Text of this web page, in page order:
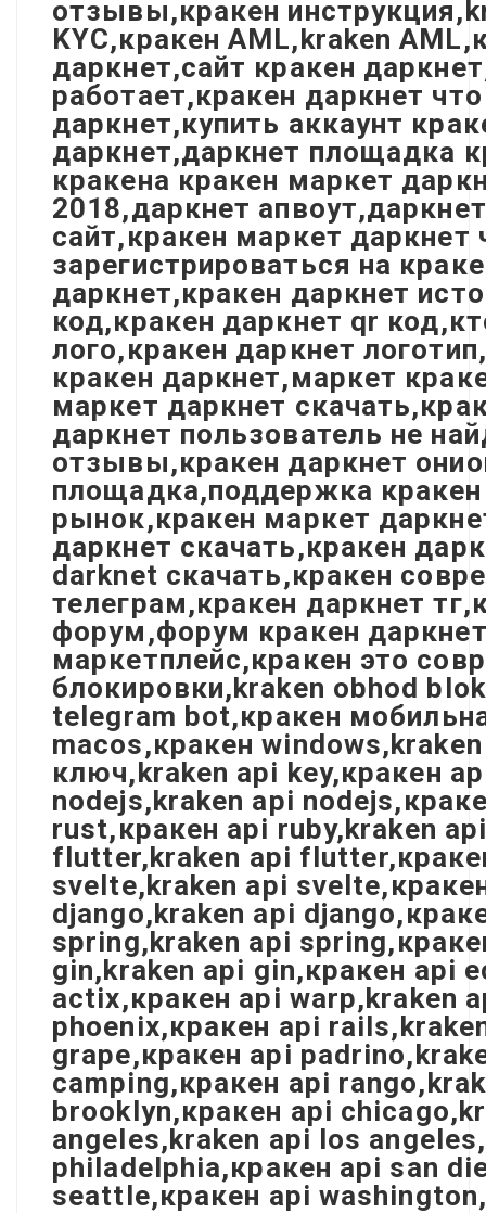
отзывы,кракен
KYC,кракен AML,kraken
даркнет,сайт кракен
работает,кракен даркнет
даркнет,купить аккаунт
даркнет,даркнет площадка
кракена кракен маркет
2018,даркнет
сайт,кракен маркет даркнет
зарегистрироваться на
даркнет,кракен даркнет
код,кракен даркнет qr
лого,кракен даркнет
кракен даркнет,маркет
маркет даркнет
даркнет пользователь не
отзывы,кракен даркнет
площадка,поддержка кракен
рынок,кракен маркет
даркнет скачать,кракен
darknet скачать,кракен
телеграм,кракен даркнет
форум,форум кракен
маркетплейс,кракен это
блокировки,kraken obhod
telegram bot,кракен
macos,кракен
ключ,kraken api key,кракен
nodejs,kraken api
rust,кракен api ruby,kraken
flutter,kraken api
svelte,kraken api
django,kraken api
spring,kraken api
gin,kraken api gin,кракен api
actix,кракен api warp,kraken
phoenix,кракен api
grape,кракен api
camping,кракен api
brooklyn,кракен api
angeles,kraken api los
philadelphia,кракен api san
seattle,кракен api